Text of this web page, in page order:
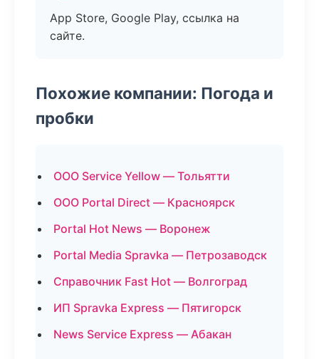
App Store, Google Play, ссылка на
сайте.
Похожие компании: Погода и
пробки
ООО Service Yellow — Тольятти
ООО Portal Direct — Красноярск
Portal Hot News — Воронеж
Portal Media Spravka — Петрозаводск
Справочник Fast Hot — Волгоград
ИП Spravka Express — Пятигорск
News Service Express — Абакан